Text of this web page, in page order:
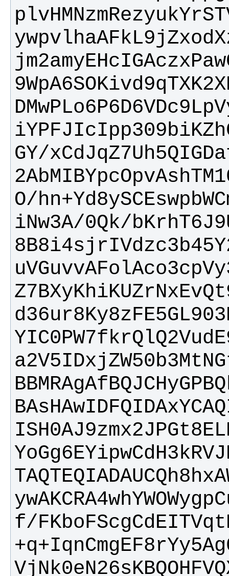
iNw3A/0Qk/